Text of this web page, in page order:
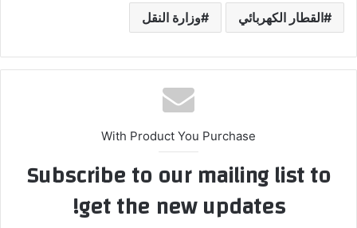
القطار الكهربائي وزارة النقل
With Product You Purchase
Subscribe to our mailing list to
get the new updates!